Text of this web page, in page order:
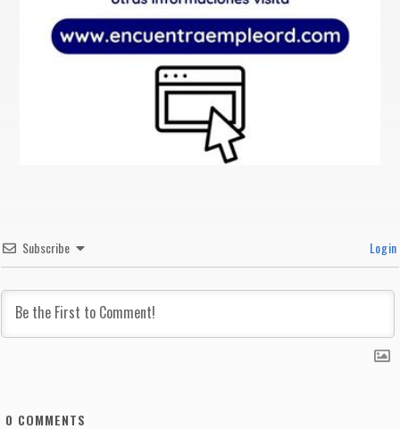
Subscribe Login
0 COMMENTS